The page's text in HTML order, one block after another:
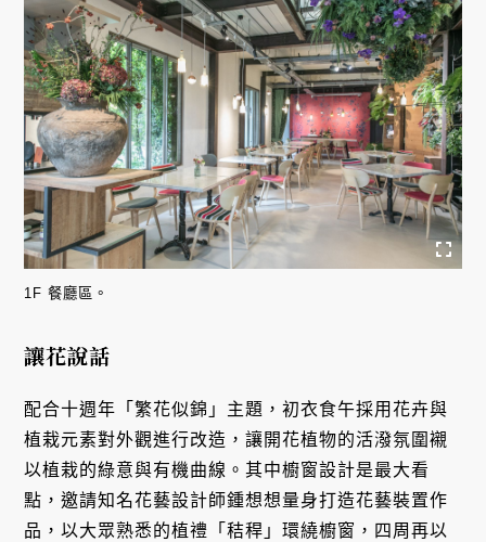
1F 餐廳區。
讓花說話
配合十週年「繁花似錦」主題，初衣食午採用花卉與
植栽元素對外觀進行改造，讓開花植物的活潑氛圍襯
以植栽的綠意與有機曲線。其中櫥窗設計是最大看
點，邀請知名花藝設計師鍾想想量身打造花藝裝置作
品，以大眾熟悉的植禮「秸稈」環繞櫥窗，四周再以